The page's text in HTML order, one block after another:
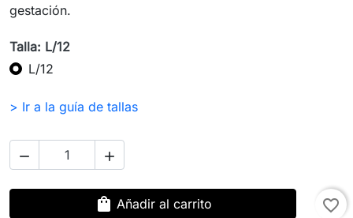
gestación.
Talla: L/12
L/12
> Ir a la guía de tallas
 
shopping_bag Añadir al carrito favorite_border